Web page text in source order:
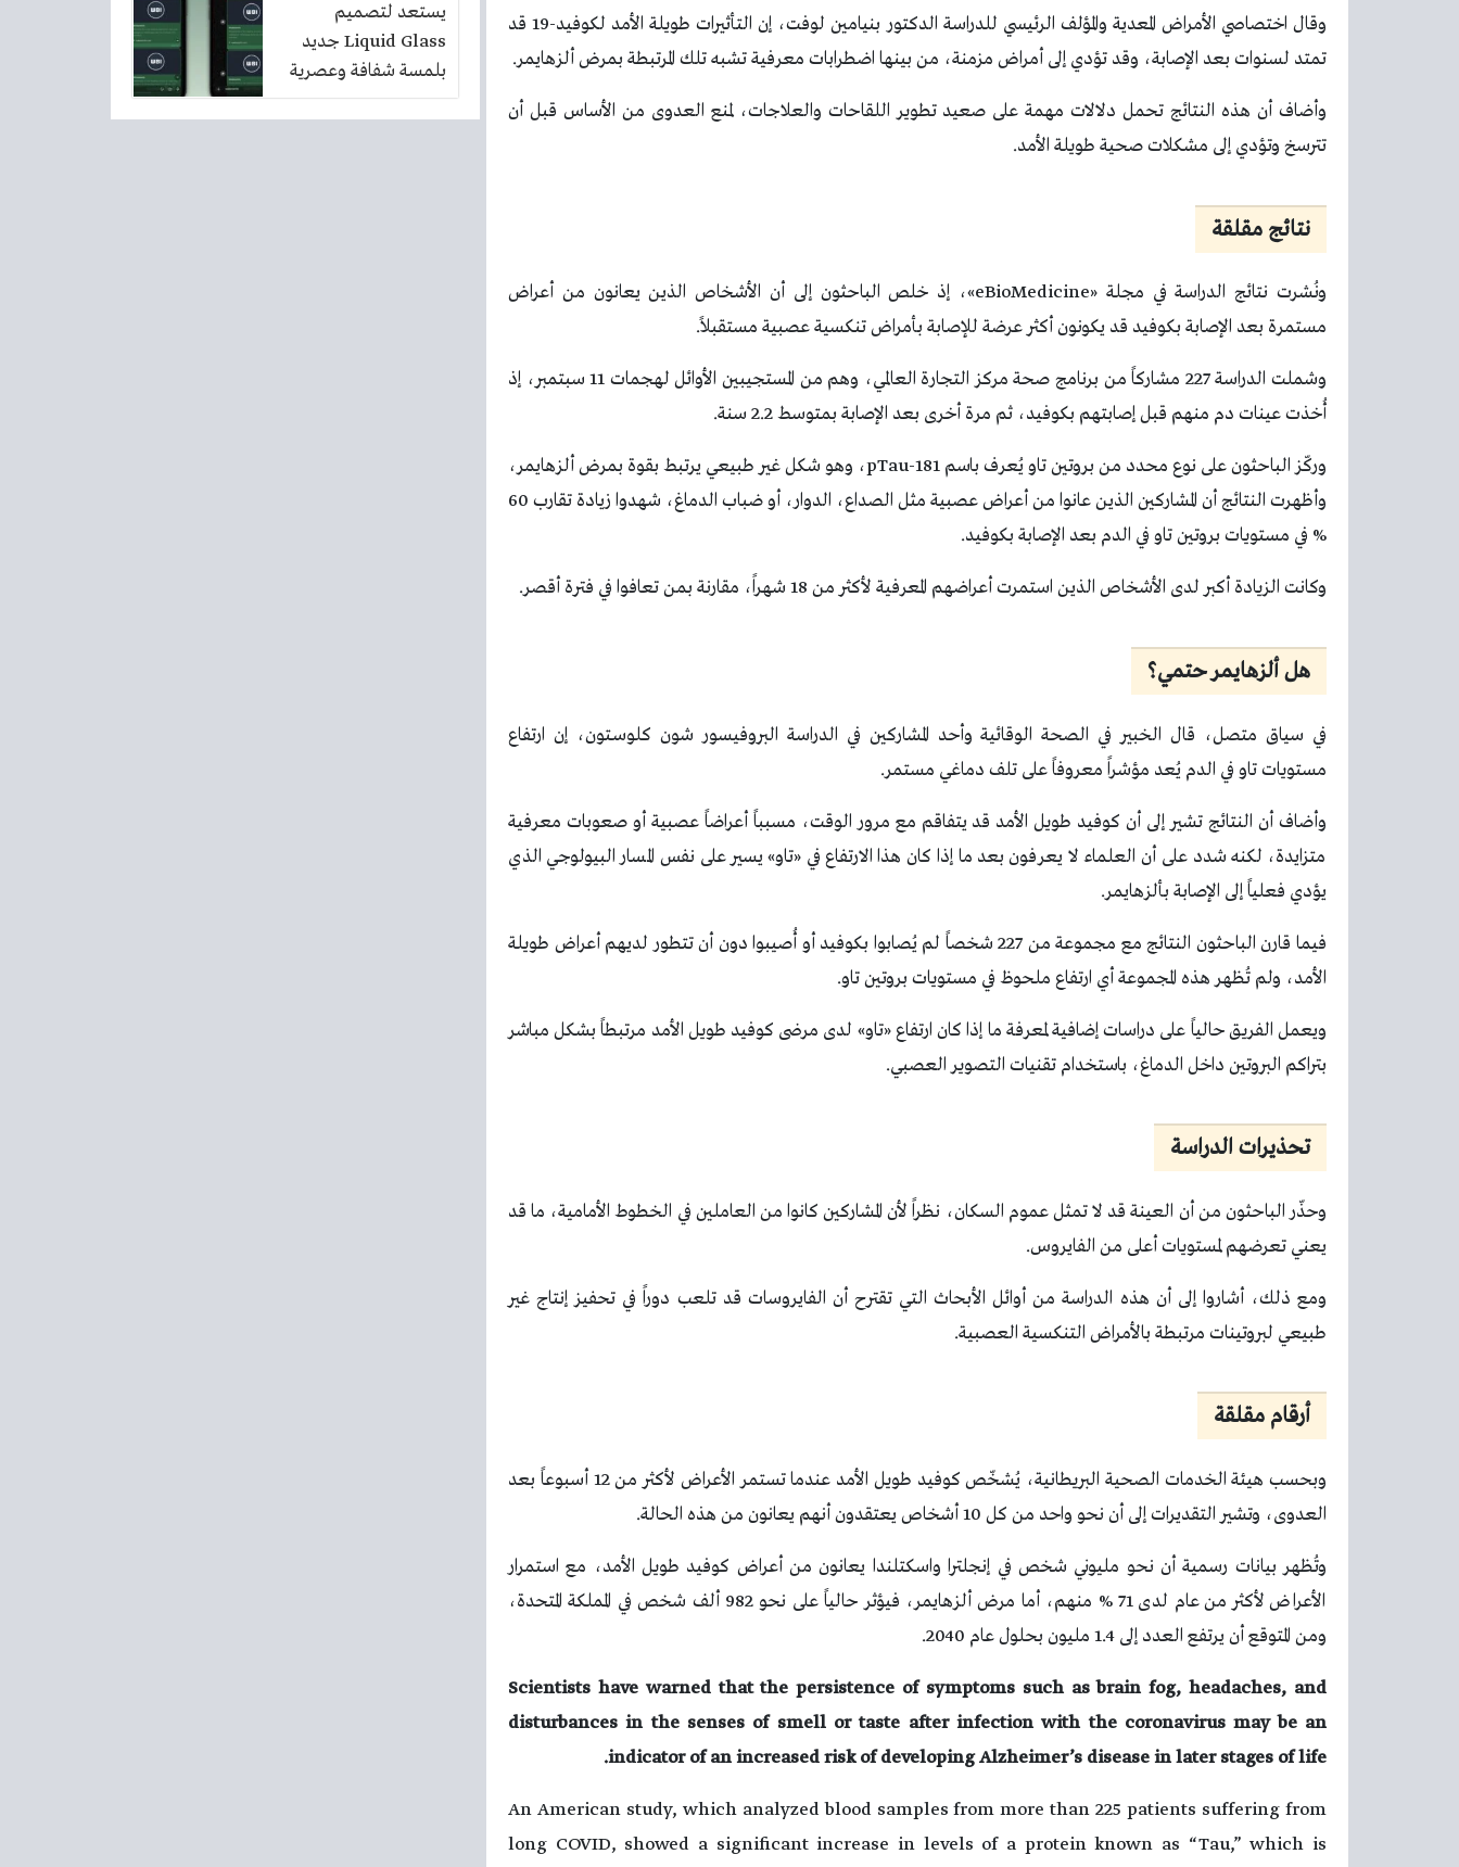
وقال اختصاصي الأمراض المعدية والمؤلف الرئيسي للدراسة الدكتور بنيامين لوفت، إن التأثيرات طويلة الأمد لكوفيد-19 قد
تمتد لسنوات بعد الإصابة، وقد تؤدي إلى أمراض مزمنة، من بينها اضطرابات معرفية تشبه تلك المرتبطة بمرض ألزهايمر.
وأضاف أن هذه النتائج تحمل دلالات مهمة على صعيد تطوير اللقاحات والعلاجات، لمنع العدوى من الأساس قبل أن
تترسخ وتؤدي إلى مشكلات صحية طويلة الأمد.
نتائج مقلقة
ونُشرت نتائج الدراسة في مجلة «eBioMedicine»، إذ خلص الباحثون إلى أن الأشخاص الذين يعانون من أعراض
مستمرة بعد الإصابة بكوفيد قد يكونون أكثر عرضة للإصابة بأمراض تنكسية عصبية مستقبلاً.
وشملت الدراسة 227 مشاركاً من برنامج صحة مركز التجارة العالمي، وهم من المستجيبين الأوائل لهجمات 11 سبتمبر، إذ
أُخذت عينات دم منهم قبل إصابتهم بكوفيد، ثم مرة أخرى بعد الإصابة بمتوسط 2.2 سنة.
وركّز الباحثون على نوع محدد من بروتين تاو يُعرف باسم pTau-181، وهو شكل غير طبيعي يرتبط بقوة بمرض ألزهايمر،
وأظهرت النتائج أن المشاركين الذين عانوا من أعراض عصبية مثل الصداع، الدوار، أو ضباب الدماغ، شهدوا زيادة تقارب 60
% في مستويات بروتين تاو في الدم بعد الإصابة بكوفيد.
وكانت الزيادة أكبر لدى الأشخاص الذين استمرت أعراضهم المعرفية لأكثر من 18 شهراً، مقارنة بمن تعافوا في فترة أقصر.
هل ألزهايمر حتمي؟
في سياق متصل، قال الخبير في الصحة الوقائية وأحد المشاركين في الدراسة البروفيسور شون كلوسـتون، إن ارتفاع
مستويات تاو في الدم يُعد مؤشراً معروفاً على تلف دماغي مستمر.
وأضاف أن النتائج تشير إلى أن كوفيد طويل الأمد قد يتفاقم مع مرور الوقت، مسبباً أعراضاً عصبية أو صعوبات معرفية
متزايدة، لكنه شدد على أن العلماء لا يعرفون بعد ما إذا كان هذا الارتفاع في «تاو» يسير على نفس المسار البيولوجي الذي
يؤدي فعلياً إلى الإصابة بألزهايمر.
فيما قارن الباحثون النتائج مع مجموعة من 227 شخصاً لم يُصابوا بكوفيد أو أُصيبوا دون أن تتطور لديهم أعراض طويلة
الأمد، ولم تُظهر هذه المجموعة أي ارتفاع ملحوظ في مستويات بروتين تاو.
ويعمل الفريق حالياً على دراسات إضافية لمعرفة ما إذا كان ارتفاع «تاو» لدى مرضى كوفيد طويل الأمد مرتبطاً بشكل مباشر
بتراكم البروتين داخل الدماغ، باستخدام تقنيات التصوير العصبي.
تحذيرات الدراسة
وحذّر الباحثون من أن العينة قد لا تمثل عموم السكان، نظراً لأن المشاركين كانوا من العاملين في الخطوط الأمامية، ما قد
يعني تعرضهم لمستويات أعلى من الفايروس.
ومع ذلك، أشاروا إلى أن هذه الدراسة من أوائل الأبحاث التي تقترح أن الفايروسات قد تلعب دوراً في تحفيز إنتاج غير
طبيعي لبروتينات مرتبطة بالأمراض التنكسية العصبية.
أرقام مقلقة
وبحسب هيئة الخدمات الصحية البريطانية، يُشخّص كوفيد طويل الأمد عندما تستمر الأعراض لأكثر من 12 أسبوعاً بعد
العدوى، وتشير التقديرات إلى أن نحو واحد من كل 10 أشخاص يعتقدون أنهم يعانون من هذه الحالة.
وتُظهر بيانات رسمية أن نحو مليوني شخص في إنجلترا واسكتلندا يعانون من أعراض كوفيد طويل الأمد، مع استمرار
الأعراض لأكثر من عام لدى 71 % منهم، أما مرض ألزهايمر، فيؤثر حالياً على نحو 982 ألف شخص في المملكة المتحدة،
ومن المتوقع أن يرتفع العدد إلى 1.4 مليون بحلول عام 2040.
Scientists have warned that the persistence of symptoms such as brain fog, headaches, and
disturbances in the senses of smell or taste after infection with the coronavirus may be an
indicator of an increased risk of developing Alzheimer’s disease in later stages of life.
An American study, which analyzed blood samples from more than 225 patients suffering from
long COVID, showed a significant increase in levels of a protein known as “Tau,” which is
يستعد لتصميم
Liquid Glass جديد
بلمسة شفافة وعصرية